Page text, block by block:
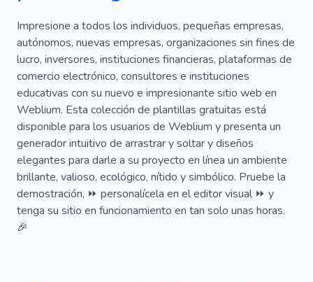
Desarrollo Web
Emprendedor
Impacto
Analítica
Personal Trabajar
Préstamo
Pensión
Confianza
Transferir
Efectivo Rapido
Depósito
Visa
Asequible
Bancario Deuda
Impuesto
Contabilidad
Libros Cliente
Personal
Especialista
Solución
Casos De Herencia
Transacciones Transparentes
Ventas
Impresione a todos los individuos, pequeñas empresas,
autónomos, nuevas empresas, organizaciones sin fines de
lucro, inversores, instituciones financieras, plataformas de
comercio electrónico, consultores e instituciones
educativas con su nuevo e impresionante sitio web en
Weblium. Esta colección de plantillas gratuitas está
disponible para los usuarios de Weblium y presenta un
generador intuitivo de arrastrar y soltar y diseños
elegantes para darle a su proyecto en línea un ambiente
brillante, valioso, ecológico, nítido y simbólico. Pruebe la
demostración, ⏩ personalícela en el editor visual ⏩ y
tenga su sitio en funcionamiento en tan solo unas horas.
🎉